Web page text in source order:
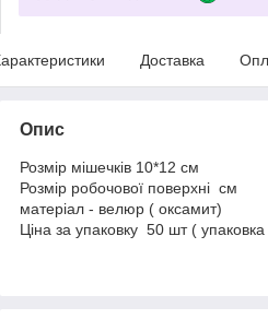
Доставка
Опис
Розмір мішечків 10*12 см
Розмір робочової поверхні см
матеріал - велюр ( оксамит)
Ціна за упаковку 50 шт ( упаковка